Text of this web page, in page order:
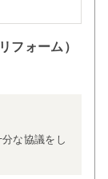
フォーム）
な協議をし